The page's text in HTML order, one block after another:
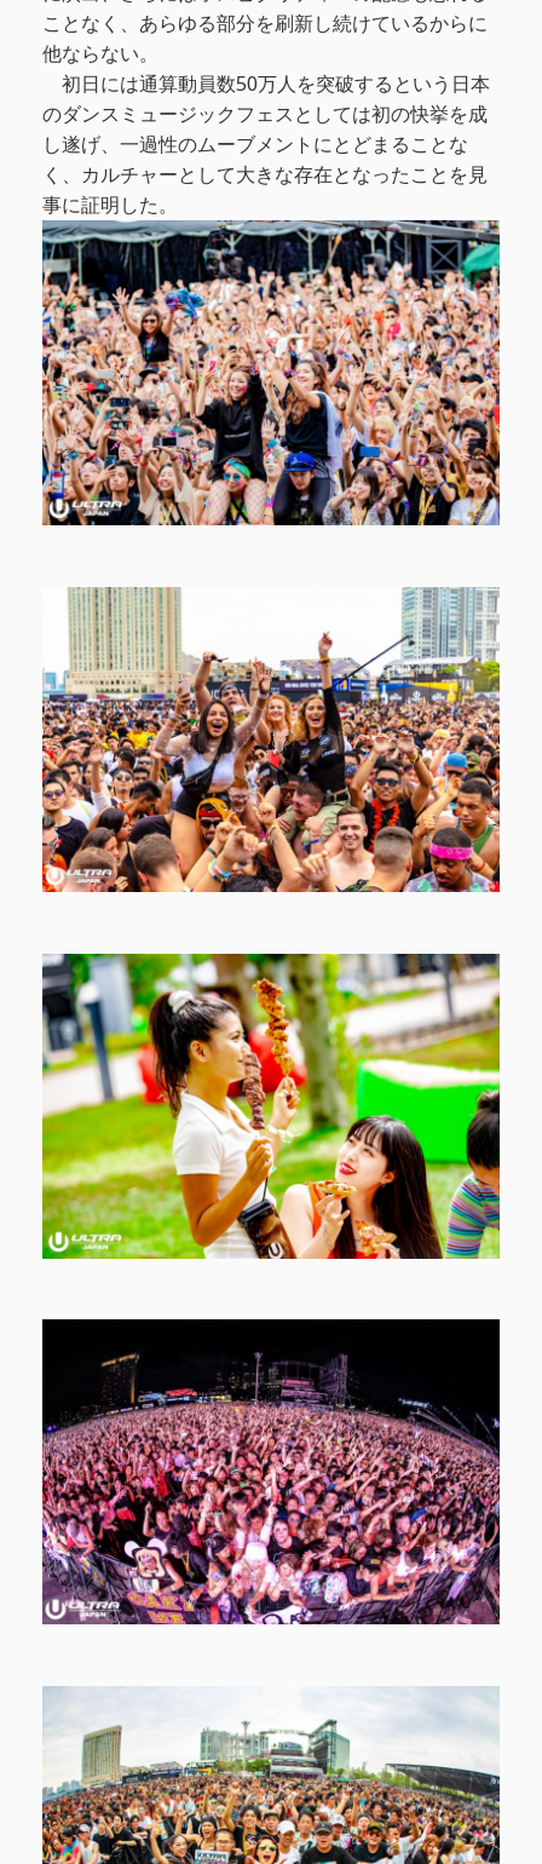
ことなく、あらゆる部分を刷新し続けているからに
他ならない。
初日には通算動員数50万人を突破するという日本
のダンスミュージックフェスとしては初の快挙を成
し遂げ、一過性のムーブメントにとどまることな
く、カルチャーとして大きな存在となったことを見
事に証明した。